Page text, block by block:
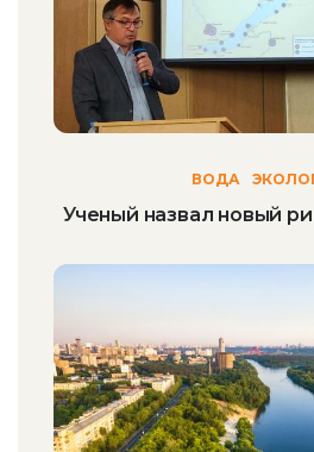
ВОДА
Ученый назвал новый